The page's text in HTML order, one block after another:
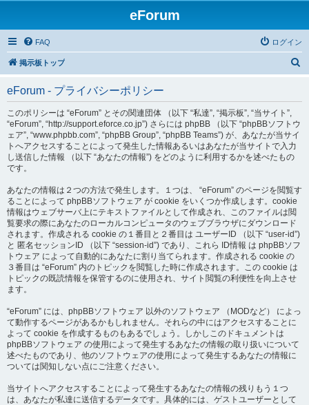
eForum
FAQ ログイン
掲示板トップ
eForum - プライバシーポリシー
このポリシーは “eForum” とその関連団体 （以下 “私達”, “掲示板”, “当サイト”,
“eForum”, “http://support.eforce.co.jp”) さらには phpBB （以下 “phpBBソフトウ
ェア”, “www.phpbb.com”, “phpBB Group”, “phpBB Teams”) が、あなたが当サイ
トへアクセスすることによって発生した情報あるいはあなたが当サイトで入力
し送信した情報 （以下 “あなたの情報”) をどのように利用するかを述べたもの
です。
あなたの情報は２つの方法で発生します。１つは、 “eForum” のページを閲覧す
ることによって phpBBソフトウェア が cookie をいくつか作成します。cookie
情報はウェブサーバ上にテキストファイルとして作成され、このファイルは閲
覧要求の際にあなたのローカルコンピュータのウェブブラウザにダウンロード
されます。作成される cookie の１番目と２番目は ユーザーID （以下 “user-id”)
と 匿名セッションID （以下 “session-id”) であり、これら ID情報 は phpBBソフ
トウェア によって自動的にあなたに割り当てられます。作成される cookie の
３番目は “eForum” 内のトピックを閲覧した時に作成されます。この cookie は
トピックの既読情報を保管するのに使用され、サイト閲覧の利便性を向上させ
ます。
“eForum” には、phpBBソフトウェア 以外のソフトウェア （MODなど） によっ
て動作するページがあるかもしれません。それらの中にはアクセスすることに
よって cookie を作成するものもあるでしょう。しかしこのドキュメントは
phpBBソフトウェア の使用によって発生するあなたの情報の取り扱いについて
述べたものであり、他のソフトウェアの使用によって発生するあなたの情報に
ついては関知しない点にご注意ください。
当サイトへアクセスすることによって発生するあなたの情報の残りもう１つ
は、あなたが私達に送信するデータです。具体的には、ゲストユーザーとして